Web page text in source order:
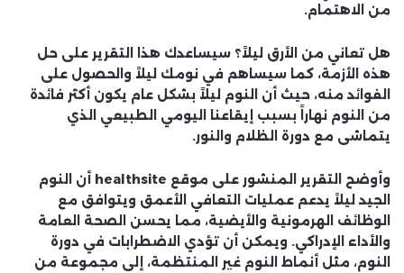
من الاهتمام.
هل تعاني من الأرق ليلاً؟ سيساعدك هذا التقرير على حل
هذه الأزمة، كما سيساهم في نومك ليلاً والحصول على
الفوائد منه، حيث أن النوم ليلاً بشكل عام يكون أكثر فائدة
من النوم نهاراً بسبب إيقاعنا اليومي الطبيعي الذي
يتماشى مع دورة الظلام والنور.
وأوضح التقرير المنشور على موقع healthsite أن النوم
الجيد ليلاً يدعم عمليات التعافي الأعمق ويتوافق مع
الوظائف الهرمونية والأيضية، مما يحسن الصحة العامة
والأداء الإدراكي. ويمكن أن تؤدي الاضطرابات في دورة
النوم، مثل أنماط النوم غير المنتظمة، إلى مجموعة من